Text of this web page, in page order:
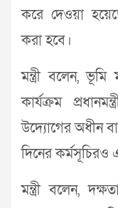
করে দেওয়া
করা হবে।
মন্ত্রী বলেন, ভূমি
কার্যক্রম
উদ্যোগের অধীন
দিনের
মন্ত্রী বলেন,